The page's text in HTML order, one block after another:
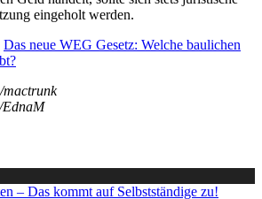
eingeholt werden.
Das neue WEG Gesetz: Welche baulichen